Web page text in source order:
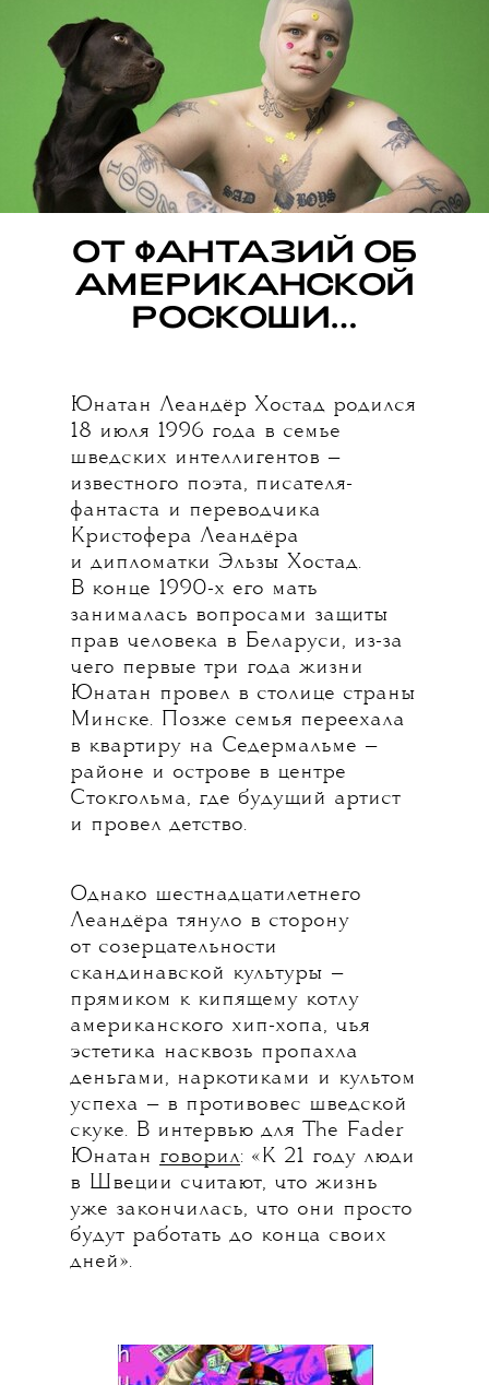
ОТ ФАНТАЗИЙ ОБ
АМЕРИКАНСКОЙ
РОСКОШИ…
Юнатан Леандёр Хостад родился
18 июля 1996 года в семье
шведских интеллигентов —
известного поэта, писателя-
фантаста и переводчика
Кристофера Леандёра
и дипломатки Эльзы Хостад.
В конце 1990-х его мать
занималась вопросами защиты
прав человека в Беларуси, из-за
чего первые три года жизни
Юнатан провел в столице страны
Минске. Позже семья переехала
в квартиру на Седермальме —
районе и острове в центре
Стокгольма, где будущий артист
и провел детство.
Однако шестнадцатилетнего
Леандёра тянуло в сторону
от созерцательности
скандинавской культуры —
прямиком к кипящему котлу
американского хип-хопа, чья
эстетика насквозь пропахла
деньгами, наркотиками и культом
успеха — в противовес шведской
скуке. В интервью для The Fader
Юнатан говорил: «К 21 году люди
в Швеции считают, что жизнь
уже закончилась, что они просто
будут работать до конца своих
дней».